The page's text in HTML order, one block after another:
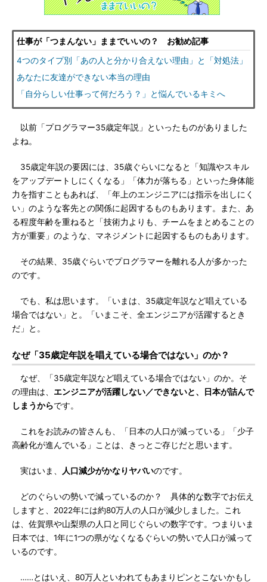
仕事が「つまんない」ままでいいの？ お勧め記事
4つのタイプ別「あの人と分かり合えない理由」と「対処法」
あなたに友達ができない本当の理由
「自分らしい仕事って何だろう？」と悩んでいるキミへ
以前「プログラマー35歳定年説」といったものがありました
よね。
35歳定年説の要因には、35歳ぐらいになると「知識やスキル
をアップデートしにくくなる」「体力が落ちる」といった身体能
力を指すこともあれば、「年上のエンジニアには指示を出しにく
い」のような客先との関係に起因するものもあります。また、あ
る程度年齢を重ねると「技術力よりも、チームをまとめることの
方が重要」のような、マネジメントに起因するものもあります。
その結果、35歳ぐらいでプログラマーを離れる人が多かった
のです。
でも、私は思います。「いまは、35歳定年説など唱えている
場合ではない」と。「いまこそ、全エンジニアが活躍するとき
だ」と。
なぜ「35歳定年説を唱えている場合ではない」のか？
なぜ、「35歳定年説など唱えている場合ではない」のか。そ
の理由は、 エンジニアが活躍しない／できないと、日本が詰んで
しまうからです。
これをお読みの皆さんも、「日本の人口が減っている」「少子
高齢化が進んでいる」ことは、きっとご存じだと思います。
実はいま、 人口減少がかなりヤバいのです。
どのぐらいの勢いで減っているのか？ 具体的な数字でお伝え
しますと、2022年には約80万人の人口が減少しました。これ
は、佐賀県や山梨県の人口と同じぐらいの数字です。つまりいま
日本では、1年に1つの県がなくなるぐらいの勢いで人口が減って
いるのです。
……とはいえ、80万人といわれてもあまりピンとこないかもし